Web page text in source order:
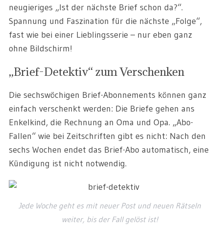
neugieriges „Ist der nächste Brief schon da?“.
Spannung und Faszination für die nächste „Folge“,
fast wie bei einer Lieblingsserie – nur eben ganz
ohne Bildschirm!
„Brief-Detektiv“ zum Verschenken
Die sechswöchigen Brief-Abonnements können ganz
einfach verschenkt werden: Die Briefe gehen ans
Enkelkind, die Rechnung an Oma und Opa. „Abo-
Fallen“ wie bei Zeitschriften gibt es nicht: Nach den
sechs Wochen endet das Brief-Abo automatisch, eine
Kündigung ist nicht notwendig.
Jede Woche geht es mit neuer Post und neuen Rätseln
weiter, bis der Fall gelöst ist!